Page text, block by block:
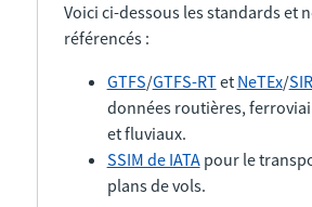
Voici ci-dessous les standards et
référencés :
GTFS/GTFS-RTet NeTEx/
données routières,
et fluviaux.
SSIM de IATApour le
plans de vols.